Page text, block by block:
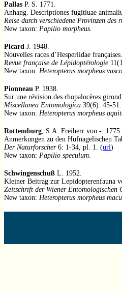
Pallas P. S. 1771.
Anhang. Descriptiones fugitiuae
Reise durch verschiedene Provinzen des
New taxon: Papilio morpheus.
Picard J. 1948.
Nouvelles races d’Hesperiidae françaises.
Revue française de Lépidoptérologie
New taxon: Heteropterus morpheus
Pionneau P. 1938.
Sur une révision des rhopalocères
Miscellanea Entomologica 39(6): 45-
New taxon: Heteropterus morpheus
Rottemburg, S.A. Freiherr von -. 1775.
Anmerkungen zu den Hufnagelischen
Der Naturforscher6: 1-34, pl. 1. (url)
New taxon: Papilio speculum.
Schwingenschuß L. 1952.
Kleiner Beitrag zur Lepidopterenfauna
Zeitschrift der Wiener Entomologischen
New taxon: Heteropterus morpheus